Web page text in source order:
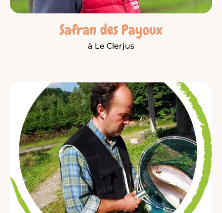
Safran des Payoux
à Le Clerjus